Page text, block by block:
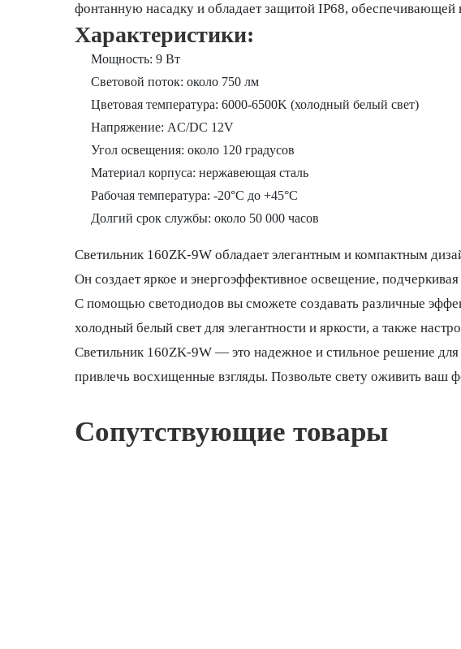
фонтанную насадку и обладает защитой IP68,
Характеристики:
Мощность: 9 Вт
Световой поток: около 750 лм
Цветовая температура: 6000-6500K (холодный белый свет)
Напряжение: AC/DC 12V
Угол освещения: около 120 градусов
Материал корпуса: нержавеющая сталь
Рабочая температура: -20°C до +45°C
Долгий срок службы: около 50 000 часов
Светильник 160ZK-9W обладает элегантным и компактным
Он создает яркое и энергоэффективное освещение,
С помощью светодиодов вы сможете создавать различные
холодный белый свет для элегантности и яркости, а также
Светильник 160ZK-9W — это надежное и стильное решение
привлечь восхищенные взгляды. Позвольте свету оживить ваш
Сопутствующие товары